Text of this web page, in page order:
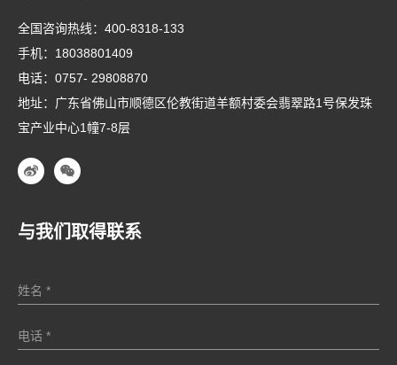
全国咨询热线： 400-8318-133
手机： 18038801409
电话： 0757- 29808870
地址：广东省佛山市顺德区伦教街道羊额村委会翡翠路1号保发珠
宝产业中心1幢7-8层
与我们取得联系